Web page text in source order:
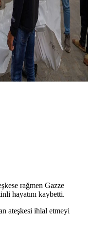
rağmen Gazze
hayatını kaybetti.
ateşkesi ihlal etmeyi